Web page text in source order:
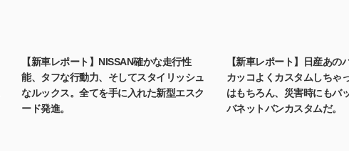
【新車レポート】NISSAN確かな走行性
能、タフな行動力、そしてスタイリッシュ
なルックス。全てを手に入れた新型エスク
ード発進。
【新車レポート】日産あの
カッコよくカスタムしちゃ
はもちろん、災害時にもバ
バネットバンカスタムだ。